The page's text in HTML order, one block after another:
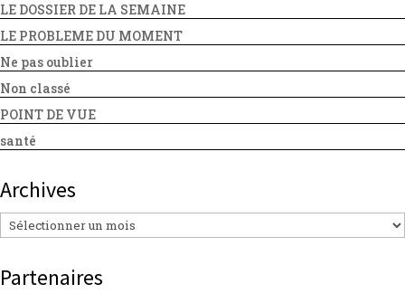
LE DOSSIER DE LA SEMAINE
LE PROBLEME DU MOMENT
Ne pas oublier
Non classé
POINT DE VUE
santé
Archives
Archives
Partenaires